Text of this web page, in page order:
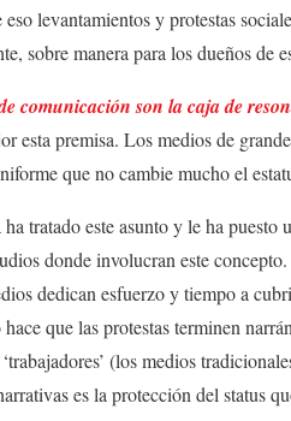
eso levantamientos y protestas
sobre manera para los dueños de
comunicación son la caja de
esta premisa. Los medios de
que no cambie mucho el
tratado este asunto y le ha puesto
donde involucran este
dedican esfuerzo y tiempo a
que las protestas terminen
‘trabajadores’ (los medios
es la protección del status